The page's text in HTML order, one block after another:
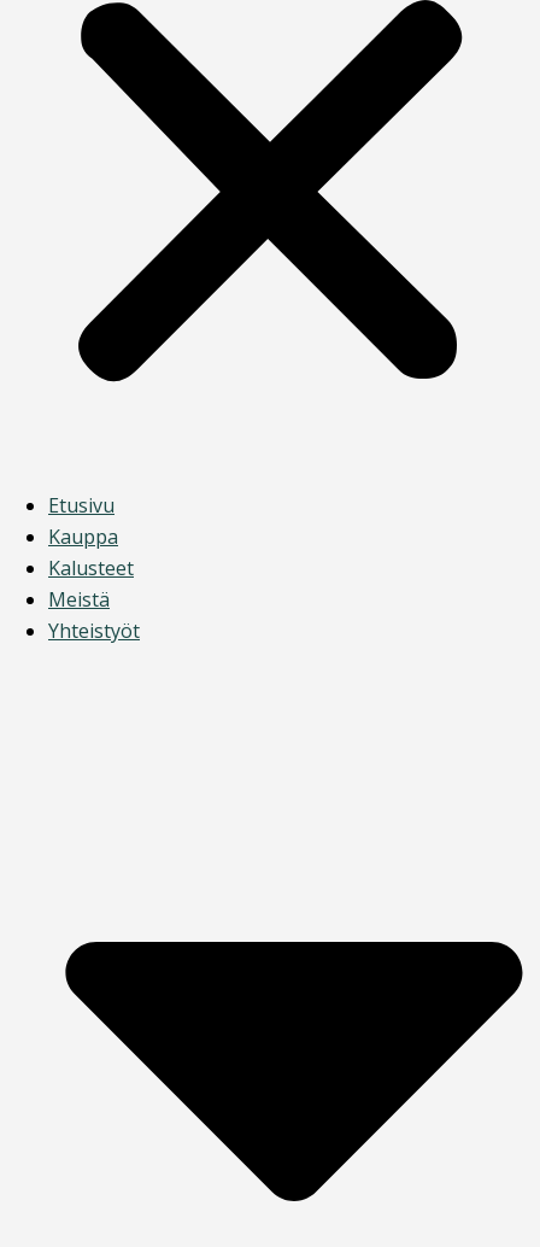
Etusivu
Kauppa
Kalusteet
Meistä
Yhteistyöt